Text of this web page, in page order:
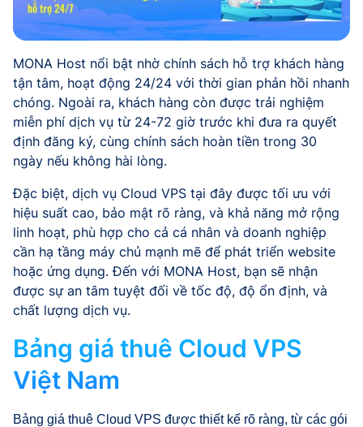
MONA Host nổi bật nhờ chính sách hỗ trợ khách hàng
tận tâm, hoạt động 24/24 với thời gian phản hồi nhanh
chóng. Ngoài ra, khách hàng còn được trải nghiệm
miễn phí dịch vụ từ 24-72 giờ trước khi đưa ra quyết
định đăng ký, cùng chính sách hoàn tiền trong 30
ngày nếu không hài lòng.
Đặc biệt, dịch vụ Cloud VPS tại đây được tối ưu với
hiệu suất cao, bảo mật rõ ràng, và khả năng mở rộng
linh hoạt, phù hợp cho cả cá nhân và doanh nghiệp
cần hạ tầng máy chủ mạnh mẽ để phát triển website
hoặc ứng dụng. Đến với MONA Host, bạn sẽ nhận
được sự an tâm tuyệt đối về tốc độ, độ ổn định, và
chất lượng dịch vụ.
Bảng giá thuê Cloud VPS
Việt Nam
Bảng giá thuê Cloud VPS được thiết kế rõ ràng, từ các gói